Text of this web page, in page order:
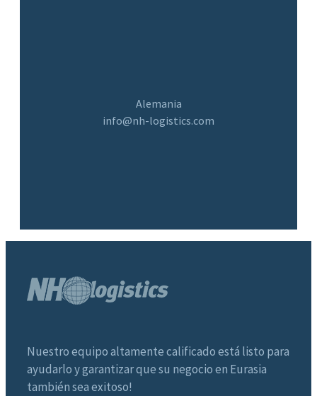
Alemania
info@nh-logistics.com
Nuestro equipo altamente calificado está listo para
ayudarlo y garantizar que su negocio en Eurasia
también sea exitoso!